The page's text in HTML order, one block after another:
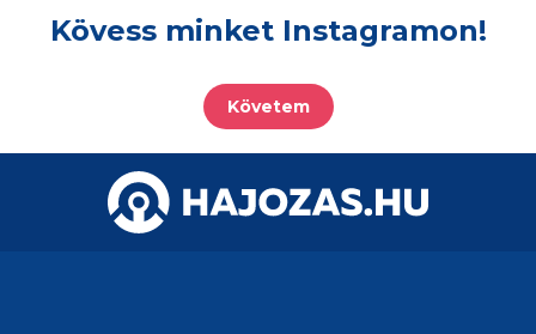
Kövess minket Instagramon!
Követem